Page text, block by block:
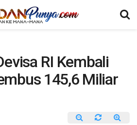
RI Kembali
145,6 Miliar